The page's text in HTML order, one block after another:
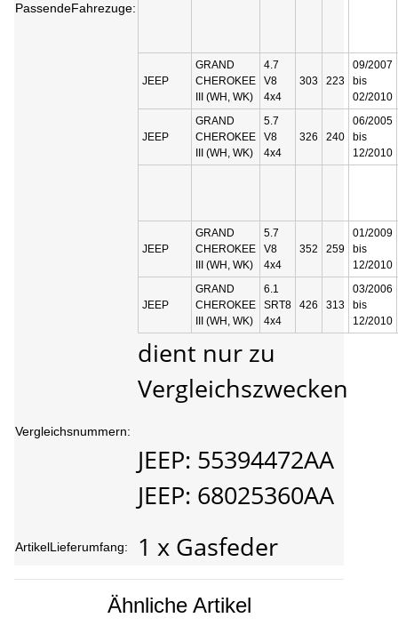
PassendeFahrezuge:
JEEP
GRAND
CHEROKEE
III (WH, WK)
4.7
V8
4x4
303 223
09/2007
bis
02/2010
JEEP
GRAND
CHEROKEE
III (WH, WK)
5.7
V8
4x4
326 240
06/2005
bis
12/2010
JEEP
GRAND
CHEROKEE
III (WH, WK)
5.7
V8
4x4
352 259
01/2009
bis
12/2010
JEEP
GRAND
CHEROKEE
III (WH, WK)
6.1
SRT8
4x4
426 313
03/2006
bis
12/2010
Vergleichsnummern:
dient nur zu
Vergleichszwecken
JEEP: 55394472AA
JEEP: 68025360AA
ArtikelLieferumfang: 1 x Gasfeder
Ähnliche Artikel